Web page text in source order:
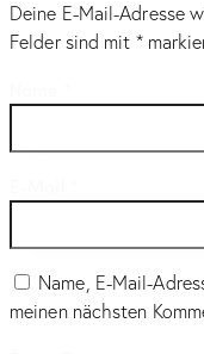
Deine E-Mail-Adresse
Felder sind mit *
Name, E-Mail-
meinen nächsten